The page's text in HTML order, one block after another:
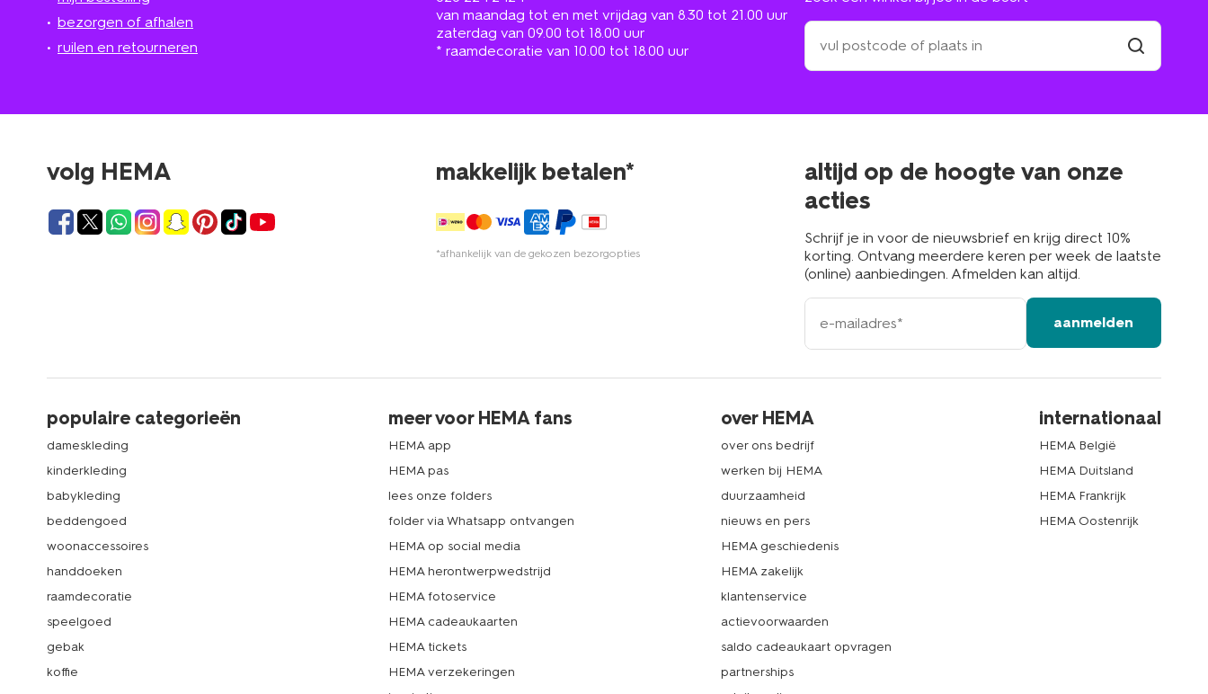
bezorgen of afhalen
ruilen en retourneren
van maandag tot en met vrijdag van 8.30 tot 21.00 uur
zaterdag van 09.00 tot 18.00 uur
* raamdecoratie van 10.00 tot 18.00 uur
zoek
een
winkel
in
volg HEMA makkelijk betalen*
*afhankelijk van de gekozen bezorgopties
altijd op de hoogte van onze
acties
Schrijf je in voor de nieuwsbrief en krijg direct 10%
korting. Ontvang meerdere keren per week de laatste
(online) aanbiedingen. Afmelden kan altijd.
e-
mailadres
aanmelden
populaire categorieën
dameskleding
kinderkleding
babykleding
beddengoed
woonaccessoires
handdoeken
raamdecoratie
speelgoed
gebak
koffie
meer voor HEMA fans
HEMA app
HEMA pas
lees onze folders
folder via Whatsapp ontvangen
HEMA op social media
HEMA herontwerpwedstrijd
HEMA fotoservice
HEMA cadeaukaarten
HEMA tickets
HEMA verzekeringen
over HEMA
over ons bedrijf
werken bij HEMA
duurzaamheid
nieuws en pers
HEMA geschiedenis
HEMA zakelijk
klantenservice
actievoorwaarden
saldo cadeaukaart opvragen
partnerships
internationaal
HEMA België
HEMA Duitsland
HEMA Frankrijk
HEMA Oostenrijk